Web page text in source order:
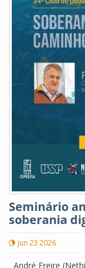
Seminário
soberania
jun 23 2026
André Freire